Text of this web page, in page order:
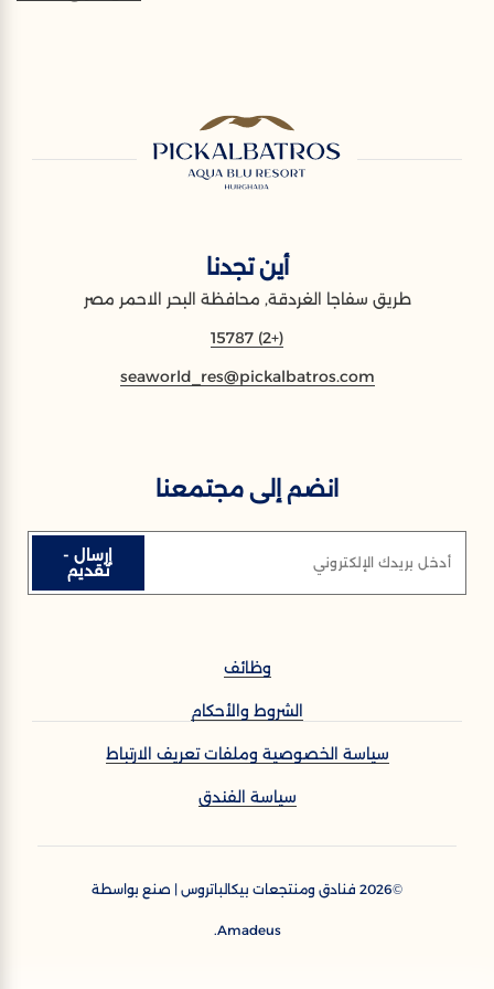
أين تجدنا
طريق سفاجا الغردقة, محافظة البحر الاحمر مصر
(+2) 15787
seaworld_res@pickalbatros.com
انضم إلى مجتمعنا
أدخل بريدك الإلكتروني إرسال -
تقديم
وظائف
الشروط والأحكام
سياسة الخصوصية وملفات تعريف الارتباط
سياسة الفندق
©
2026 فنادق ومنتجعات بيكالباتروس | صنع بواسطة
Amadeus.